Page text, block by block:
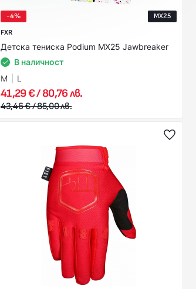
-4%
MX25
FXR
Детска тениска Podium MX25 Jawbreaker
В наличност
M
L
41,29 € / 80,76 лв.
43,46 € / 85,00 лв.